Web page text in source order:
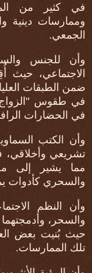
في كثير من
وممارسات دينية
الجمعي.
وأن للجنس
الاجتماعي،
ضمن الطبقات
في طقوس "الزواج
في الحضارات
وأن الكتب
تشريعي
مما يشير إلى
والسحري كأدوات
وأن النظم
والسحر،
حيث بُنيت بعض
تلك الممارسات.